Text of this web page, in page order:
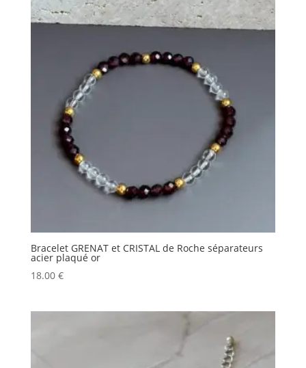
Bracelet GRENAT et CRISTAL de Roche séparateurs
acier plaqué or
18.00 €